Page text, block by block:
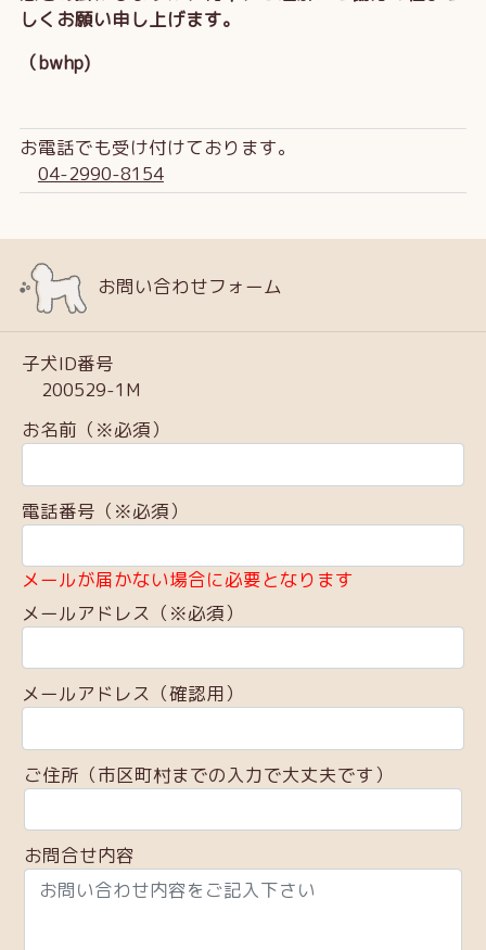
しくお願い申し上げます。
（bwhp)
お電話でも受け付けております。
04-2990-8154
お問い合わせフォーム
子犬ID番号
200529-1M
お名前（※必須）
電話番号（※必須）
メールが届かない場合に必要となります
メールアドレス（※必須）
メールアドレス（確認用）
ご住所（市区町村までの入力で大丈夫です）
お問合せ内容